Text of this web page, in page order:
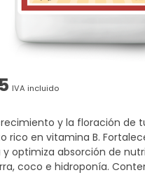
IVA incluido
y la floración de
rico en vitamina B.
optimiza absorción de
coco e hidroponía.